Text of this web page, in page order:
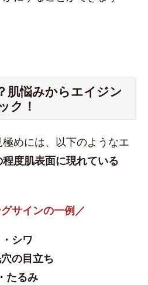
肌悩みからエイジン
ク！
めには、以下のようなエ
程度肌表面に現れている
サインの一例／
・シワ
穴の目立ち
・たるみ